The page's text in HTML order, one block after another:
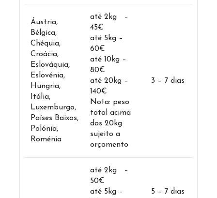
Áustria,
Bélgica,
Chéquia,
Croácia,
Eslováquia,
Eslovénia,
Hungria,
Itália,
Luxemburgo,
Países Baixos,
Polónia,
Roménia
até 2kg –
45€
até 5kg –
60€
até 10kg –
80€
até 20kg –
140€
Nota: peso
total acima
dos 20kg
sujeito a
orçamento
3 – 7 dias
até 2kg –
50€
até 5kg –
5 – 7 dias